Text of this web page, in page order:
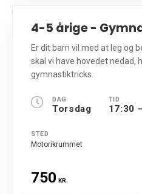
4-5 årige -
Er dit barn vil med at leg og
skal vi have hovedet nedad,
gymnastiktricks.
DAG
Torsdag
TID
17:30
STED
Motorikrummet
750 KR.